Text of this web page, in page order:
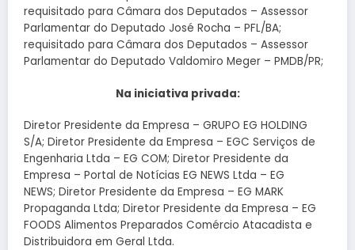
requisitado para Câmara dos Deputados – Assessor
Parlamentar do Deputado José Rocha – PFL/BA;
requisitado para Câmara dos Deputados – Assessor
Parlamentar do Deputado Valdomiro Meger – PMDB/PR;
Na iniciativa privada:
Diretor Presidente da Empresa – GRUPO EG HOLDING
S/A; Diretor Presidente da Empresa – EGC Serviços de
Engenharia Ltda – EG COM; Diretor Presidente da
Empresa – Portal de Notícias EG NEWS Ltda – EG
NEWS; Diretor Presidente da Empresa – EG MARK
Propaganda Ltda; Diretor Presidente da Empresa – EG
FOODS Alimentos Preparados Comércio Atacadista e
Distribuidora em Geral Ltda.